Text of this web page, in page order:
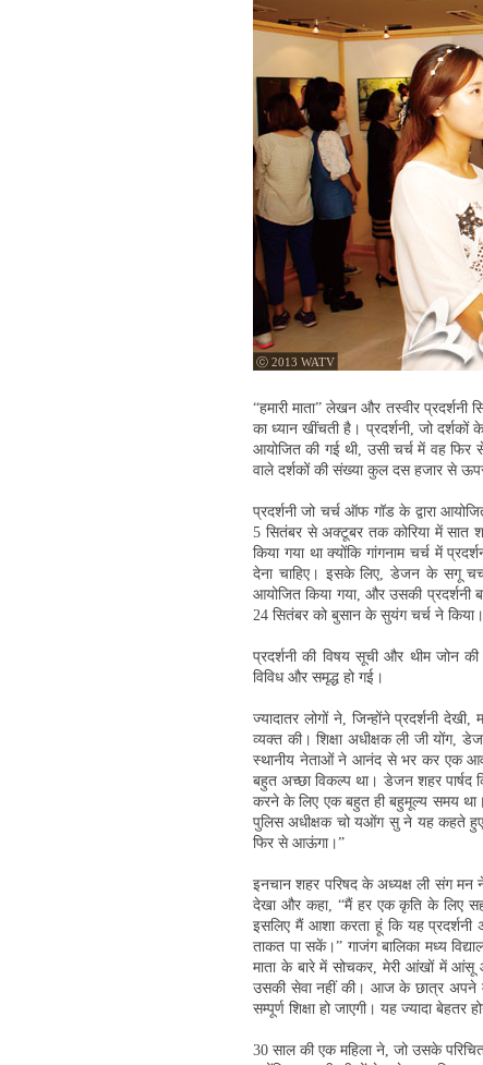
ⓒ 2013 WATV
“हमारी माता” लेखन और तस्वीर
का ध्यान खींचती है। प्रदर्शनी, जो
आयोजित की गई थी, उसी चर्च में वह फिर
वाले दर्शकों की संख्या कुल दस हजार से
प्रदर्शनी जो चर्च ऑफ गॉड के द्वारा
5 सितंबर से अक्टूबर तक कोरिया में सात
किया गया था क्योंकि गांगनाम चर्च में
देना चाहिए। इसके लिए, डेजन के सगू चर्च
आयोजित किया गया, और उसकी
24 सितंबर को बुसान के सुयंग चर्च ने किया।
प्रदर्शनी की विषय सूची और थीम जोन
विविध और समृद्ध हो गई।
ज्यादातर लोगों ने, जिन्होंने प्रदर्शनी
व्यक्त की। शिक्षा अधीक्षक ली जी योंग,
स्थानीय नेताओं ने आनंद से भर कर एक
बहुत अच्छा विकल्प था। डेजन शहर पार्षद
करने के लिए एक बहुत ही बहुमूल्य समय
पुलिस अधीक्षक चो यओंग सु ने यह कहते हुए
फिर से आऊंगा।”
इनचान शहर परिषद के अध्यक्ष ली संग मन
देखा और कहा, “मैं हर एक कृति के लिए
इसलिए मैं आशा करता हूं कि यह प्रदर्शनी
ताकत पा सकें।” गाजंग बालिका मध्य
माता के बारे में सोचकर, मेरी आंखों में आंसू
उसकी सेवा नहीं की। आज के छात्र अपने
सम्पूर्ण शिक्षा हो जाएगी। यह ज्यादा
30 साल की एक महिला ने, जो उसके